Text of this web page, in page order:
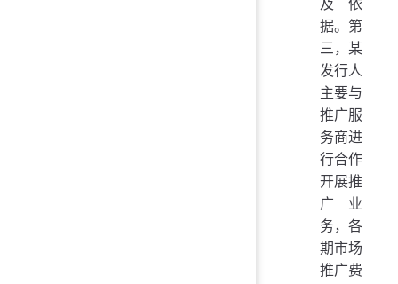
及依
据。第
三，某
发行人
主要与
推广服
务商进
行合作
开展推
广业
务，各
期市场
推广费